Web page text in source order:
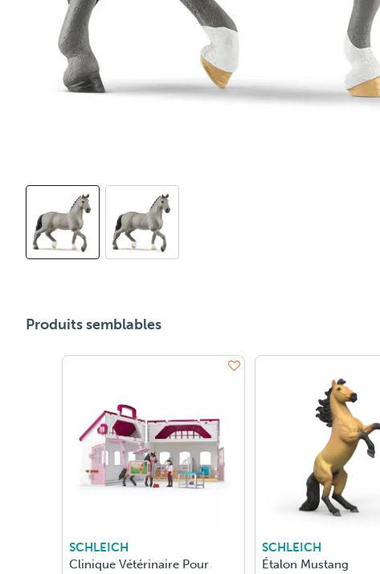
Produits semblables
SCHLEICH
Clinique Vétérinaire Pour
SCHLEICH
Étalon Mustang